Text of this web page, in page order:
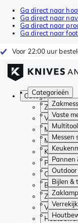
Ga direct naar
Ga direct naar
Ga direct naar
Ga direct naar
Voor 22:00 uur
Categorieën
Vaste
Messen
Pannen
Bijlen &
Categorieën
Zakmessen
Vaste
Multitools
Messen
Pannen &
Outdoor &
Bijlen &